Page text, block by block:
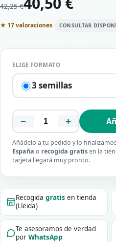
42,25 €
★ 17 valoraciones CONSULTAR
ELIGE FORMATO
3 semillas
− +
Añádelo a tu pedido y lo
España o recogida gratisen la
tarjeta llegará muy pronto.
Recogidagratis en tienda
(Lleida)
Te asesoramos de verdad
porWhatsApp